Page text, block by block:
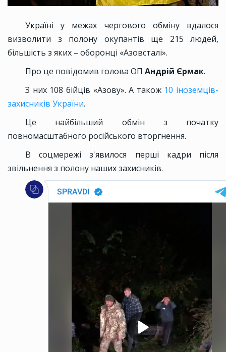
Україні у межах чергового обміну вдалося
визволити з полону окупантів ще 215 людей,
більшість з яких – оборонці «Азовсталі».
Про це повідомив голова ОП Андрій Єрмак.
З них 108 бійців «Азову». А також 10 іноземців-
захисників України.
Це найбільший обмін з початку
повномасштабного російського вторгнення.
В соцмережі з'явилося перші кадри після
звільнення з полону наших захисників.